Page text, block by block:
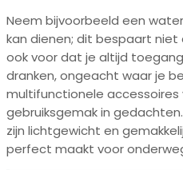
Neem bijvoorbeeld een
kan dienen; dit bespaart
ook voor dat je altijd
dranken, ongeacht waar je
multifunctionele
gebruiksgemak in
zijn lichtgewicht en
perfect maakt voor